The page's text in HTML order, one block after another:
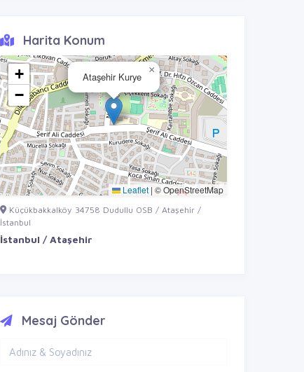
Harita Konum
Ataşehir Kurye
×
+
−
Leaflet | © OpenStreetMap
Küçükbakkalköy 34758 Dudullu OSB / Ataşehir /
İstanbul
İstanbul / Ataşehir
Mesaj Gönder